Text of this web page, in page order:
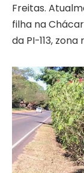
Freitas.
filha na
da PI-113,